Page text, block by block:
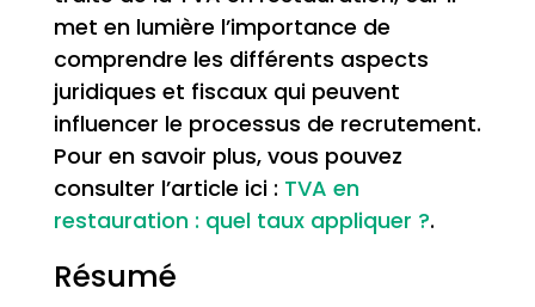
met en lumière l’importance de
comprendre les différents aspects
juridiques et fiscaux qui peuvent
influencer le processus de recrutement.
Pour en savoir plus, vous pouvez
consulter l’article ici : TVA en
restauration : quel taux appliquer ?.
Résumé